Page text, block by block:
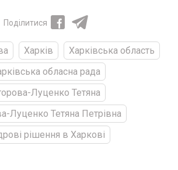
Поділитися
Харків
Харківська область
обласна рада
Луценко Тетяна
Луценко Тетяна Петрівна
рішення в Харкові